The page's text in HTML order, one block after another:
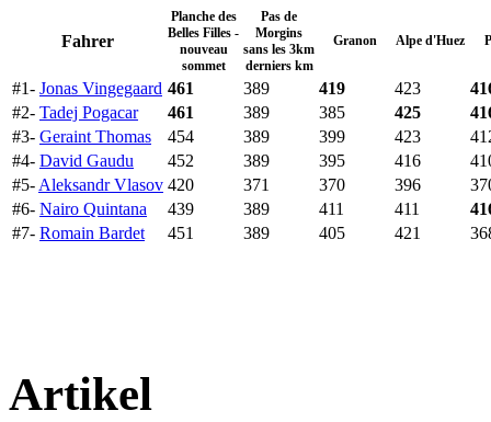
Fahrer
Planche des
Belles Filles -
nouveau
sommet
Pas de
Morgins
sans les 3km
derniers km
Granon Alpe d'Huez
#1- Jonas Vingegaard 461 389 419 423
#2- Tadej Pogacar 461 389 385 425
#3- Geraint Thomas 454 389 399 423
#4- David Gaudu 452 389 395 416
#5- Aleksandr Vlasov 420 371 370 396
#6- Nairo Quintana 439 389 411 411
#7- Romain Bardet 451 389 405 421
Artikel